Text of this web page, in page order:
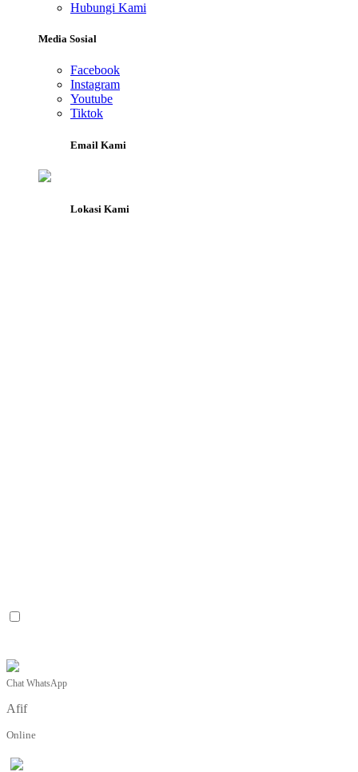
Hubungi Kami
Media Sosial
Facebook
Instagram
Youtube
Tiktok
Email Kami
Lokasi Kami
Chat WhatsApp
Afif
Online